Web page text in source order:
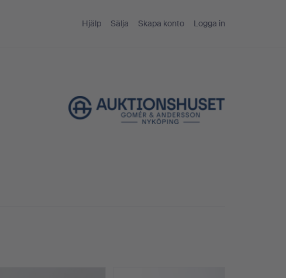
Hjälp Sälja Skapa konto Logga in